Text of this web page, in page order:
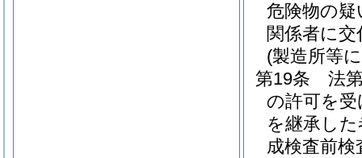
危険物の
関係者に
(製造所等
第19条
法
の許可を
を継承し
成検査前